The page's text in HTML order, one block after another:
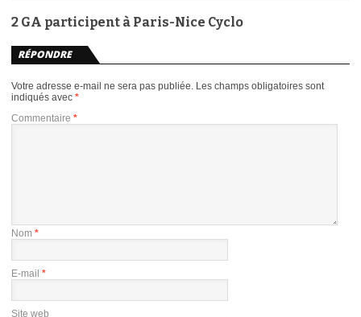
2 GA participent à Paris-Nice Cyclo
RÉPONDRE
Votre adresse e-mail ne sera pas publiée. Les champs obligatoires sont
indiqués avec *
Commentaire *
Nom *
E-mail *
Site web